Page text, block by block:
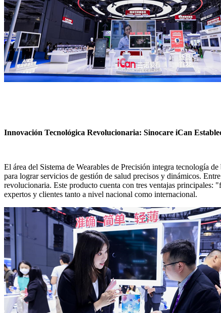
Innovación Tecnológica Revolucionaria: Sinocare iCan
El área del Sistema de Wearables de Precisión integra tecnología
para lograr servicios de gestión de salud precisos y dinámicos.
revolucionaria. Este producto cuenta con tres ventajas principales:
expertos y clientes tanto a nivel nacional como internacional.